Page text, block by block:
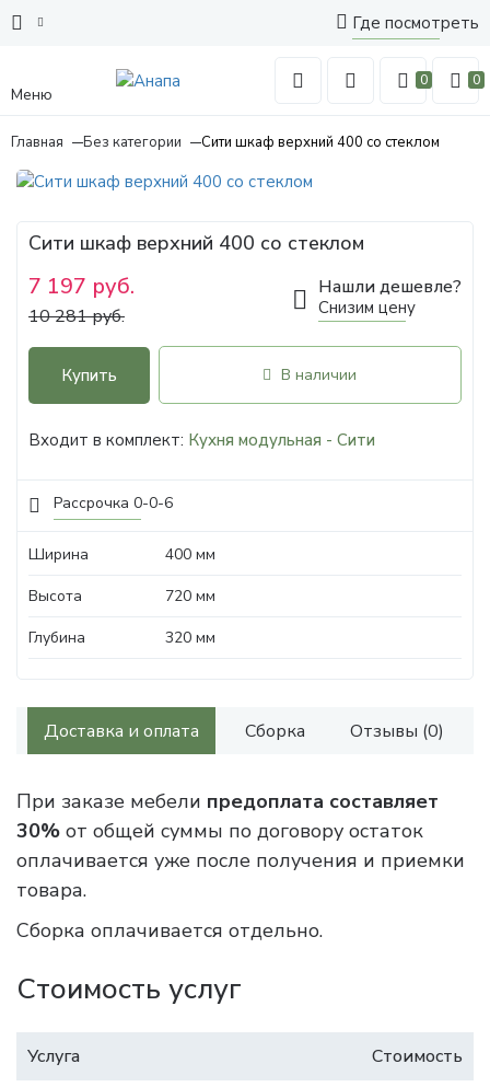
Где посмотреть
Меню
0 0
Главная Без категории Сити шкаф верхний 400 со стеклом
Рассрочка 0-0-6
Сити шкаф верхний 400 со стеклом
7 197 руб.
10 281 руб.
Нашли дешевле?
Снизим цену
Купить В наличии
Входит в комплект: Кухня модульная - Сити
Ширина
400 мм
Высота
720 мм
Глубина
320 мм
Доставка и оплата Сборка Отзывы (0)
При заказе мебели предоплата составляет
30% от общей суммы по договору остаток
оплачивается уже после получения и приемки
товара.
Сборка оплачивается отдельно.
Стоимость услуг
Услуга
Стоимость